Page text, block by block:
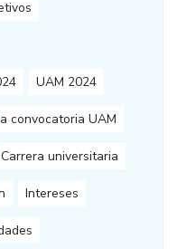
UAM 2024
convocatoria UAM
Carrera universitaria
Intereses